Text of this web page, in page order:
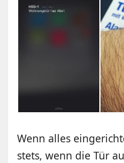
Wenn alles
stets, wenn die Tür